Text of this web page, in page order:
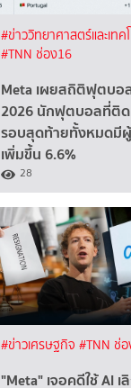
#ข่าววิทยาศาสตร์และเทค
#TNN ช่อง16
Meta เผยสถิติฟุตบอ
2026 นักฟุตบอลที่ติ
รอบสุดท้ายทั้งหมดมี
เพิ่มขึ้น 6.6%
28
#ข่าวเศรษฐกิจ #TNN ช่
"Meta" เจอคดีใช้ AI เ